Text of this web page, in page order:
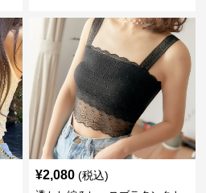
¥2,080 (税込)